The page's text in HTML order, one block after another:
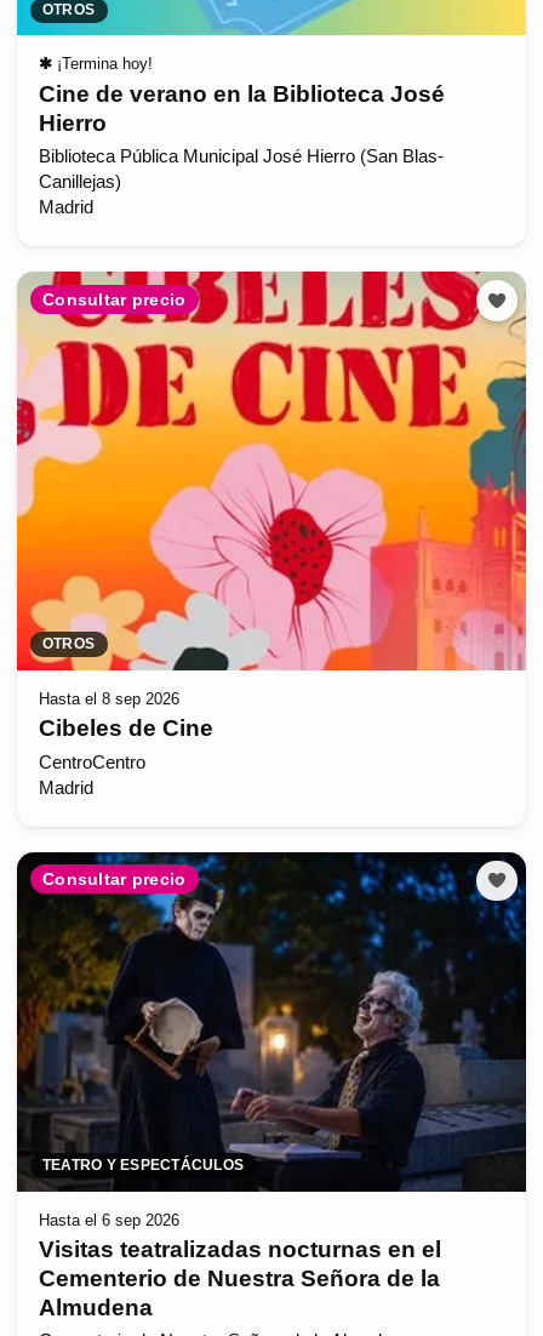
OTROS
✱ ¡Termina hoy!
Cine de verano en la Biblioteca José
Hierro
Biblioteca Pública Municipal José Hierro (San Blas-
Canillejas)
Madrid
Consultar precio
OTROS
Hasta el 8 sep 2026
Cibeles de Cine
CentroCentro
Madrid
Consultar precio
TEATRO Y ESPECTÁCULOS
Hasta el 6 sep 2026
Visitas teatralizadas nocturnas en el
Cementerio de Nuestra Señora de la
Almudena